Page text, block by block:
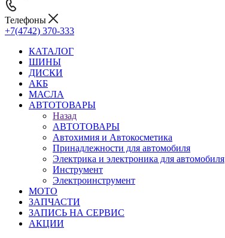
Телефоны
+7(4742) 370-333
КАТАЛОГ
ШИНЫ
ДИСКИ
АКБ
МАСЛА
АВТОТОВАРЫ
Назад
АВТОТОВАРЫ
Автохимия и Автокосметика
Принадлежности для автомобиля
Электрика и электроника для автомобиля
Инструмент
Электроинструмент
МОТО
ЗАПЧАСТИ
ЗАПИСЬ НА СЕРВИС
АКЦИИ